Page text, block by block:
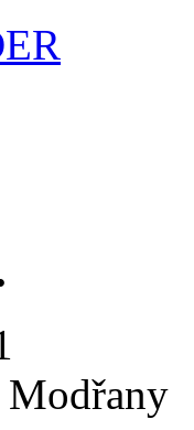
Modřany